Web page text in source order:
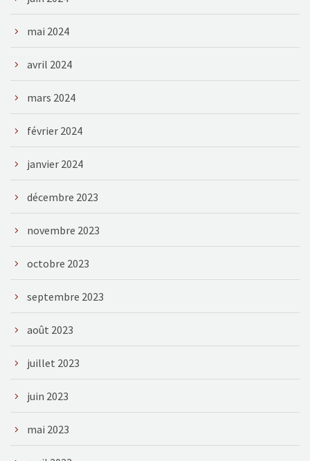
mai 2024
avril 2024
mars 2024
février 2024
janvier 2024
décembre 2023
novembre 2023
octobre 2023
septembre 2023
août 2023
juillet 2023
juin 2023
mai 2023